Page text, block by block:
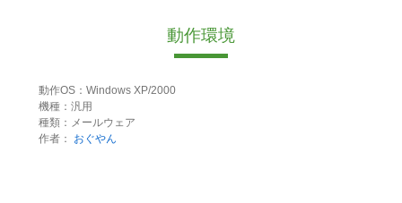
動作環境
動作OS：Windows XP/2000
機種：汎用
種類：メールウェア
作者：
おぐやん